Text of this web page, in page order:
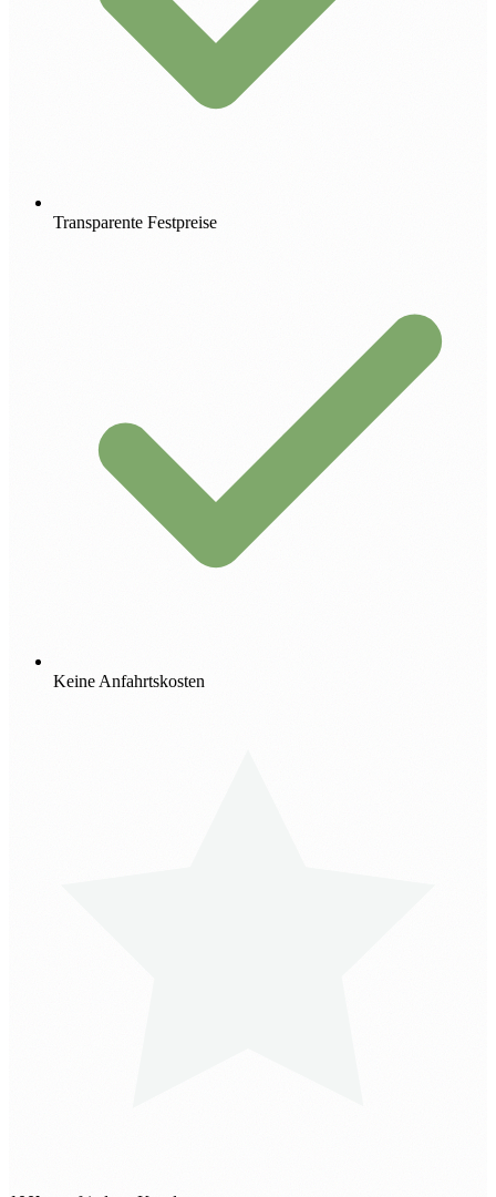
Transparente Festpreise
Keine Anfahrtskosten